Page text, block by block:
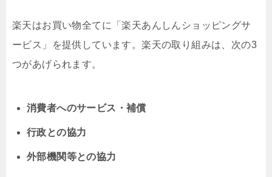
楽天はお買い物全てに「楽天あんしんショッピングサ
ービス」を提供しています。楽天の取り組みは、次の3
つがあげられます。
消費者へのサービス・補償
行政との協力
外部機関等との協力